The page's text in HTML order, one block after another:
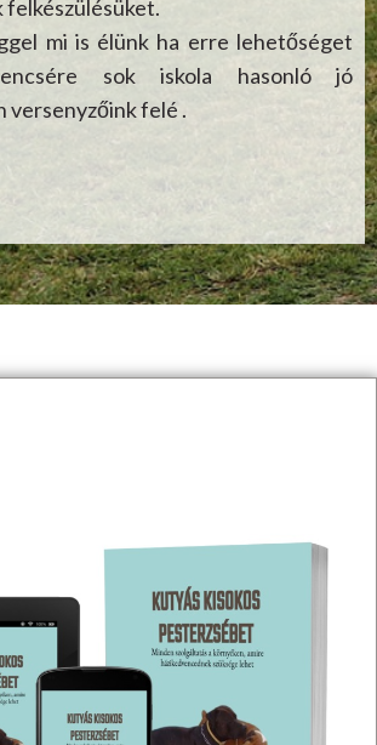
felkészülésüket.
mi is élünk ha erre lehetőséget
sok iskola hasonló jó
versenyzőink felé .